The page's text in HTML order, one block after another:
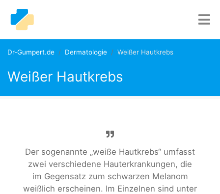
Dr-Gumpert.de Dermatologie Weißer Hautkrebs
Weißer Hautkrebs
Der sogenannte „weiße Hautkrebs“ umfasst
zwei verschiedene Hauterkrankungen, die
im Gegensatz zum schwarzen Melanom
weißlich erscheinen. Im Einzelnen sind unter